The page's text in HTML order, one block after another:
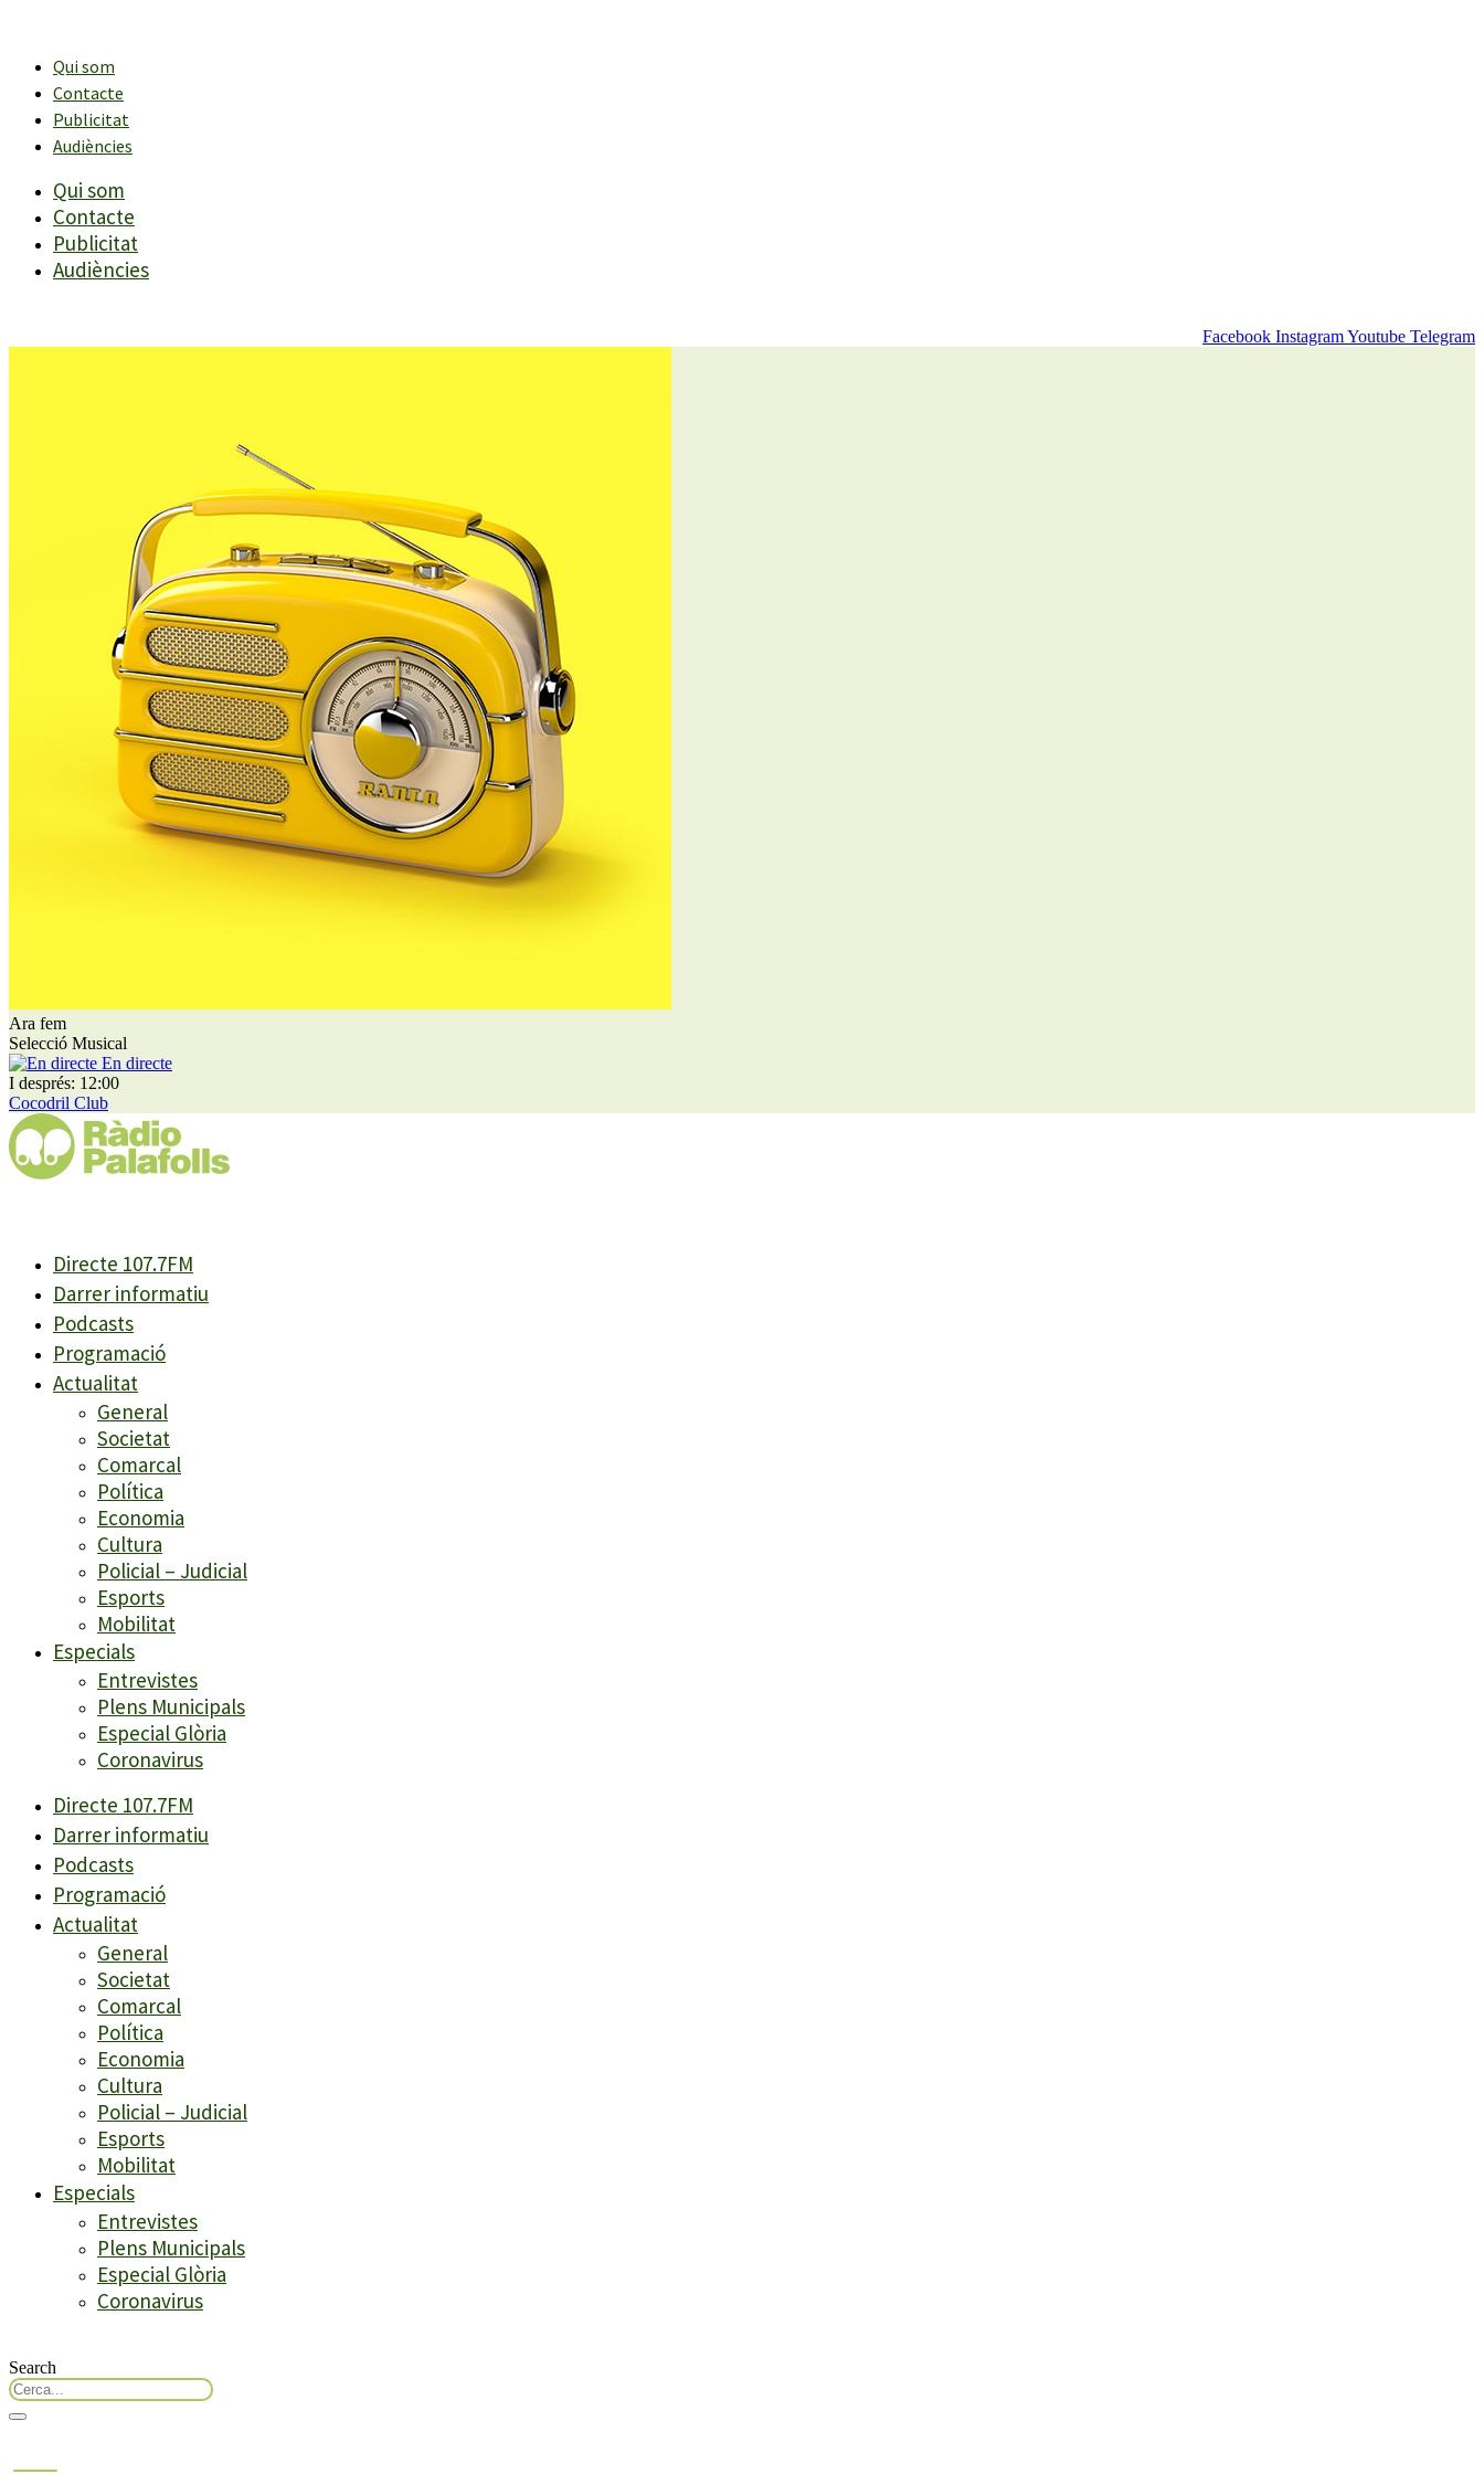
contingutQui som
Contacte
Publicitat
Audiències
Qui som
Contacte
Publicitat
Audiències
Facebook InstagramYoutube Telegram
Ara fem
Selecció Musical
En directe
I després: 12:00
Cocodril Club
Directe 107.7FM
Darrer informatiu
Podcasts
Programació
Actualitat
General
Societat
Comarcal
Política
Economia
Cultura
Policial – Judicial
Esports
Mobilitat
Especials
Entrevistes
Plens Municipals
Especial Glòria
Coronavirus
Directe 107.7FM
Darrer informatiu
Podcasts
Programació
Actualitat
General
Societat
Comarcal
Política
Economia
Cultura
Policial – Judicial
Esports
Mobilitat
Especials
Entrevistes
Plens Municipals
Especial Glòria
Coronavirus
Search